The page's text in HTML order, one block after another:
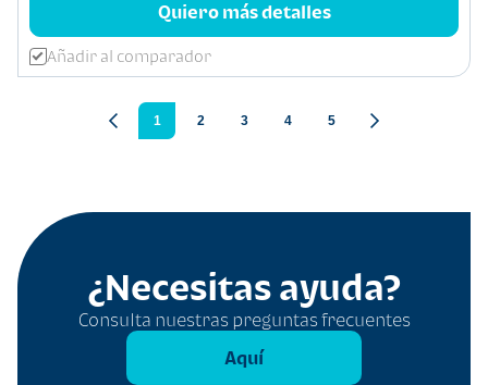
Quiero más detalles
Añadir al comparador
1 2 3 4 5
¿Necesitas ayuda?
Consulta nuestras preguntas frecuentes
Aquí